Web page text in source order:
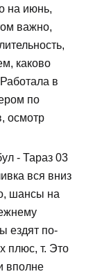
на июнь,
важно,
каково
в
по
осмотр
- Тараз 03
вся вниз
шансы на
ездят по-
плюс, т. Это
вполне